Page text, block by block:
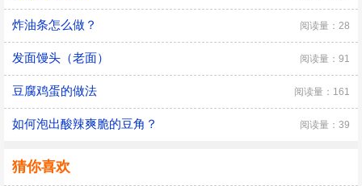
炸油条怎么做？ 阅读量：28
发面馒头（老面） 阅读量：91
豆腐鸡蛋的做法 阅读量：161
如何泡出酸辣爽脆的豆角？ 阅读量：39
猜你喜欢